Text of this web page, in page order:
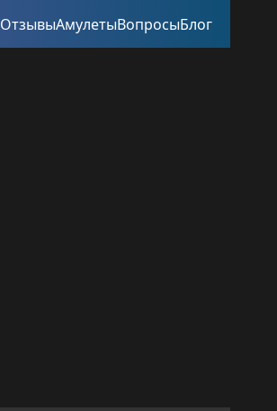
ОтзывыАмулетыВопросыБлог